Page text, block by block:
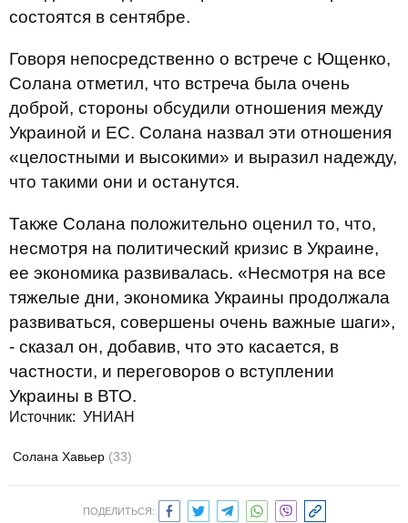
состоятся в сентябре.
Говоря непосредственно о встрече с Ющенко,
Солана отметил, что встреча была очень
доброй, стороны обсудили отношения между
Украиной и ЕС. Солана назвал эти отношения
«целостными и высокими» и выразил надежду,
что такими они и останутся.
Также Солана положительно оценил то, что,
несмотря на политический кризис в Украине,
ее экономика развивалась. «Несмотря на все
тяжелые дни, экономика Украины продолжала
развиваться, совершены очень важные шаги»,
- сказал он, добавив, что это касается, в
частности, и переговоров о вступлении
Украины в ВТО.
Источник: УНИАН
Солана Хавьер (33)
ПОДЕЛИТЬСЯ: